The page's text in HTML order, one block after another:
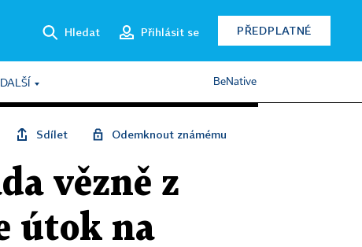
Hledat Přihlásit se PŘEDPLATNÉ
DALŠÍ BeNative
Sdílet Odemknout známému
vězně z
útok na